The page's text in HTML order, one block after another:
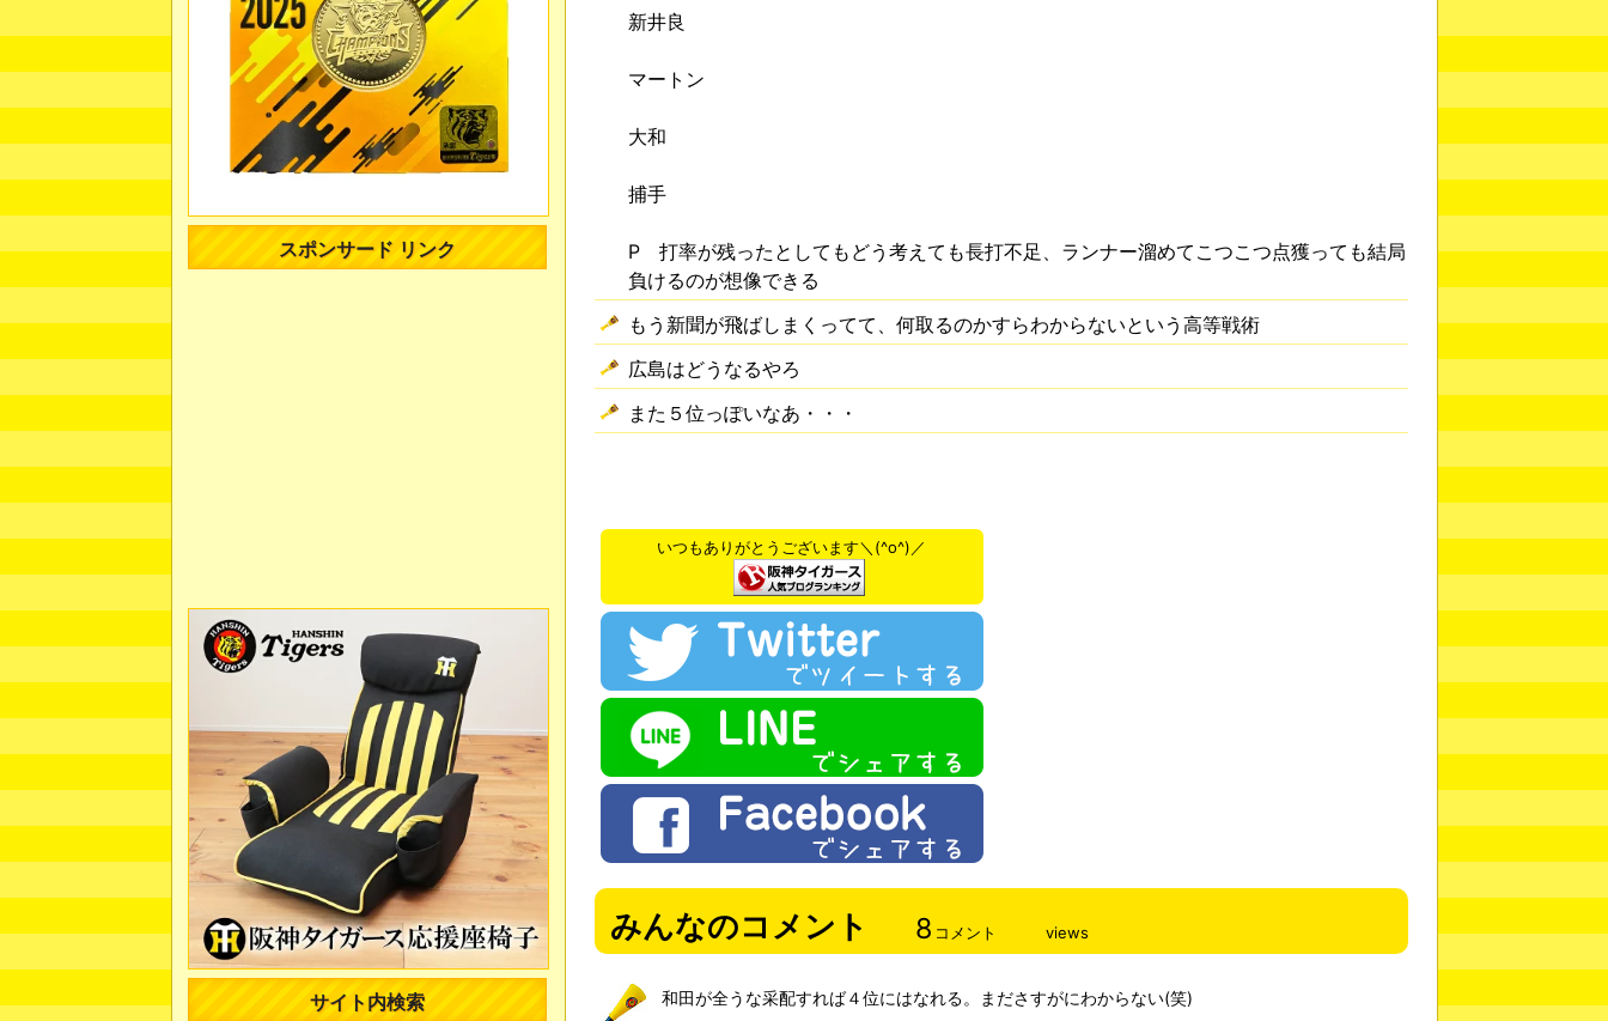
新井良
マートン
大和
捕手
P 打率が残ったとしてもどう考えても長打不足、ランナー溜めてこつこつ点獲っても結局
負けるのが想像できる
もう新聞が飛ばしまくってて、何取るのかすらわからないという高等戦術
広島はどうなるやろ
また５位っぽいなあ・・・
いつもありがとうございます＼(^o^)／
みんなのコメント 8 コメント views
和田が全うな采配すれば４位にはなれる。まださすがにわからない(笑)
スポンサード リンク
サイト内検索